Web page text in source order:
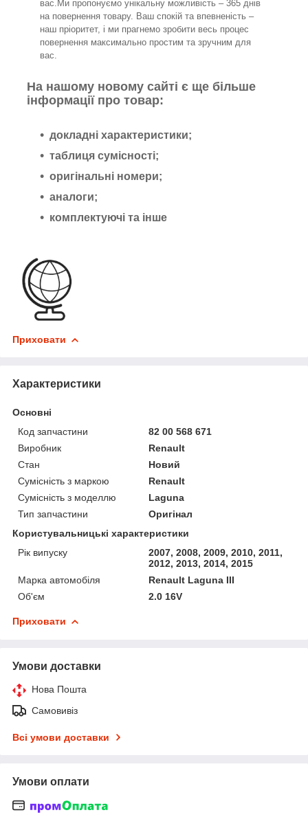
вас.Ми пропонуємо унікальну можливість – 365 днів
на повернення товару. Ваш спокій та впевненість –
наш пріоритет, і ми прагнемо зробити весь процес
повернення максимально простим та зручним для
вас.
На нашому новому сайті є ще більше
інформації про товар:
докладні характеристики;
таблиця сумісності;
оригінальні номери;
аналоги;
комплектуючі та інше
Приховати
Характеристики
Основні
Код запчастини
82 00 568 671
Виробник
Renault
Стан
Новий
Сумісність з маркою
Renault
Сумісність з моделлю
Laguna
Тип запчастини
Оригінал
Користувальницькі характеристики
Рік випуску
2007, 2008, 2009, 2010, 2011,
2012, 2013, 2014, 2015
Марка автомобіля
Renault Laguna III
Об'єм
2.0 16V
Приховати
Умови доставки
Нова Пошта
Самовивіз
Всі умови доставки
Умови оплати